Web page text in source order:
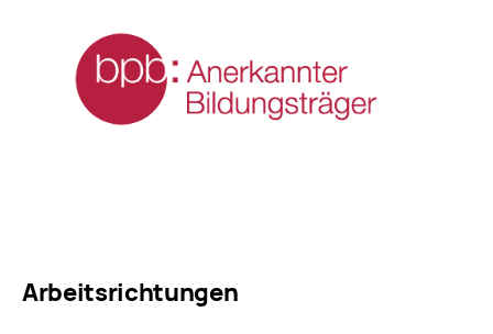
Arbeitsrichtungen